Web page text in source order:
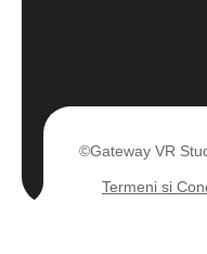
©Gateway VR
Termeni si